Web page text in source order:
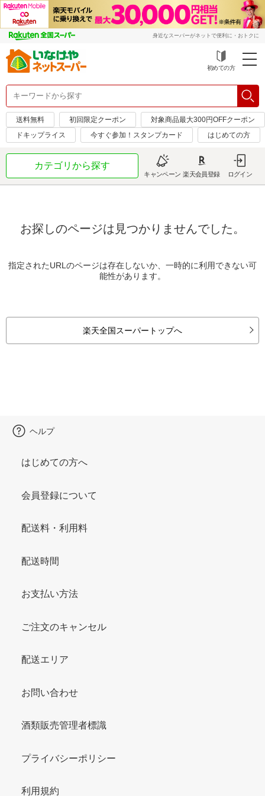
身近なスーパーがネットで便利に・おトクに
初めての方
送料無料 初回限定クーポン
対象商品最大300円OFFクーポン
ドキップライス
今すぐ参加！スタンプカード はじめての方
カテゴリから探す
キャンペーン 楽天会員登録 ログイン
お探しのページは見つかりませんでした。
指定されたURLのページは存在しないか、一時的に利用できない可
能性があります。
楽天全国スーパートップへ
ヘルプ
はじめての方へ
会員登録について
配送料・利用料
配送時間
お支払い方法
ご注文のキャンセル
配送エリア
お問い合わせ
酒類販売管理者標識
プライバシーポリシー
利用規約